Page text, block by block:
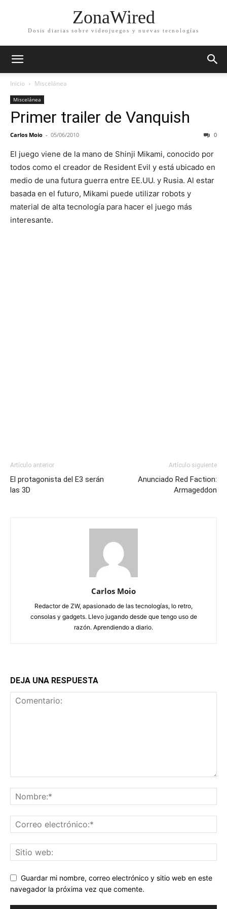
ZonaWired
Dosis diarias sobre videojuegos y nuevas tecnologías
Inicio Miscelánea
Miscelánea
Primer trailer de Vanquish
Carlos Moio - 05/06/2010 0
El juego viene de la mano de Shinji Mikami, conocido por
todos como el creador de Resident Evil y está ubicado en
medio de una futura guerra entre EE.UU. y Rusia. Al estar
basada en el futuro, Mikami puede utilizar robots y
material de alta tecnología para hacer el juego más
interesante.
Artículo anterior
El protagonista del E3 serán
las 3D
Artículo siguiente
Anunciado Red Faction:
Armageddon
Carlos Moio
Redactor de ZW, apasionado de las tecnologías, lo retro,
consolas y gadgets. Llevo jugando desde que tengo uso de
razón. Aprendiendo a diario.
DEJA UNA RESPUESTA
Guardar mi nombre, correo electrónico y sitio web en este
navegador la próxima vez que comente.